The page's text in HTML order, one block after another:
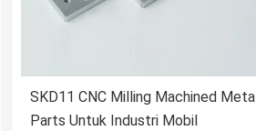
SKD11 CNC Milling Machined Metal
Parts Untuk Industri Mobil